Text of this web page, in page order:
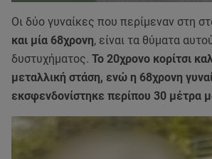
Οι δύο γυναίκες που περίμεναν στη
και μία 68χρονη, είναι τα θύματα
δυστυχήματος. Το 20χρονο κορίτσι
μεταλλική στάση, ενώ η 68χρονη
εκσφενδονίστηκε περίπου 30 μέτρα